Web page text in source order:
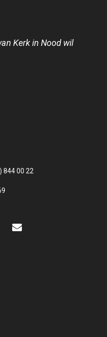
Kerk in Nood wil
844 00 22